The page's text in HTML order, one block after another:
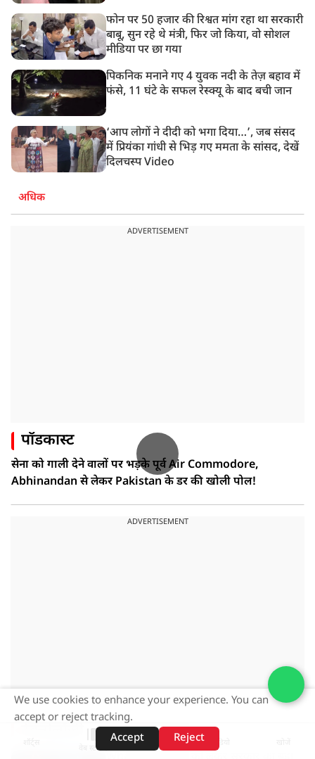
फोन पर 50 हजार की रिश्वत मांग रहा था सरकारी
बाबू, सुन रहे थे मंत्री, फिर जो किया, वो सोशल
मीडिया पर छा गया
पिकनिक मनाने गए 4 युवक नदी के तेज़ बहाव में
फंसे, 11 घंटे के सफल रेस्क्यू के बाद बची जान
‘आप लोगों ने दीदी को भगा दिया…’, जब संसद
में प्रियंका गांधी से भिड़ गए ममता के सांसद, देखें
दिलचस्प Video
अधिक
ADVERTISEMENT
पॉडकास्ट
सेना को गाली देने वालों पर भड़के पूर्व Air Commodore,
Abhinandan से लेकर Pakistan के डर की खोली पोल!
ADVERTISEMENT
वेब स्टोरीज़
We use cookies to enhance your experience. You can
accept or reject tracking.
Accept
Reject